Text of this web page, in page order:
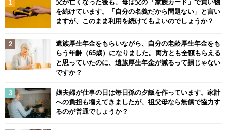
父が亡くなった後も、母は父の「家族カード」で買い物
を続けています。「自分の名義だから問題ない」と言い
ますが、このまま利用を続けてもよいのでしょうか？
遺族厚生年金をもらいながら、自分の老齢厚生年金をも
らう年齢（65歳）になりました。両方とも全額もらえる
と思っていたのに、遺族厚生年金が減るって損じゃない
ですか？
娘夫婦が仕事の日は毎日孫の夕飯を作っています。家計
への負担も増えてきましたが、祖父母なら無償で協力す
るのが普通でしょうか？